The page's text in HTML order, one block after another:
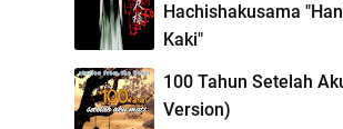
Hachishakusama
Kaki"
100 Tahun Setelah
Version)